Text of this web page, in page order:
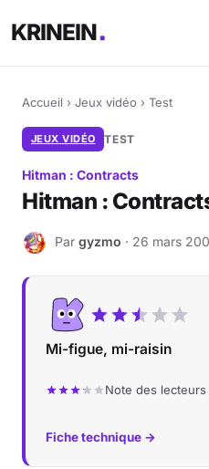
KRINEIN
Accueil › Jeux vidéo › Test
JEUX VIDÉO TEST
Hitman : Contracts
Hitman :
G Par gyzmo · 26 mars
Mi-figue, mi-raisin
Note des lecteurs
Fiche technique →